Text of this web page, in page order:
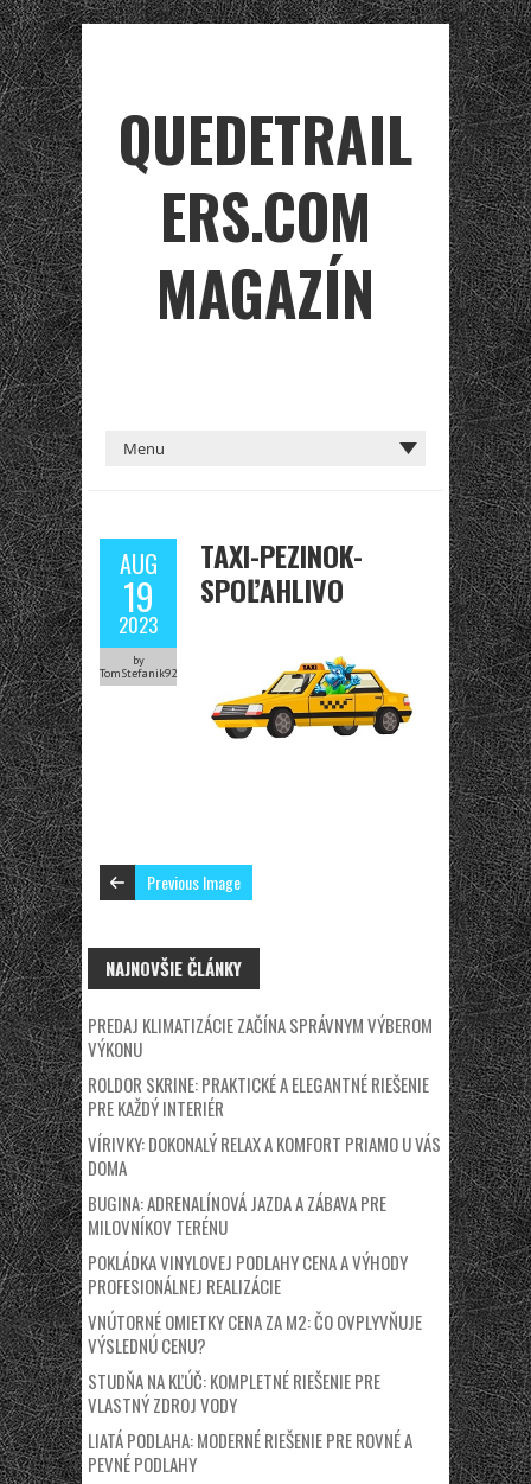
QUEDETRAIL
ERS.COM
MAGAZÍN
AUG
19
2023
by
TomStefanik92
TAXI-PEZINOK-
SPOĽAHLIVO
Previous Image
NAJNOVŠIE ČLÁNKY
PREDAJ KLIMATIZÁCIE ZAČÍNA SPRÁVNYM VÝBEROM
VÝKONU
ROLDOR SKRINE: PRAKTICKÉ A ELEGANTNÉ RIEŠENIE
PRE KAŽDÝ INTERIÉR
VÍRIVKY: DOKONALÝ RELAX A KOMFORT PRIAMO U VÁS
DOMA
BUGINA: ADRENALÍNOVÁ JAZDA A ZÁBAVA PRE
MILOVNÍKOV TERÉNU
POKLÁDKA VINYLOVEJ PODLAHY CENA A VÝHODY
PROFESIONÁLNEJ REALIZÁCIE
VNÚTORNÉ OMIETKY CENA ZA M2: ČO OVPLYVŇUJE
VÝSLEDNÚ CENU?
STUDŇA NA KĽÚČ: KOMPLETNÉ RIEŠENIE PRE
VLASTNÝ ZDROJ VODY
LIATÁ PODLAHA: MODERNÉ RIEŠENIE PRE ROVNÉ A
PEVNÉ PODLAHY